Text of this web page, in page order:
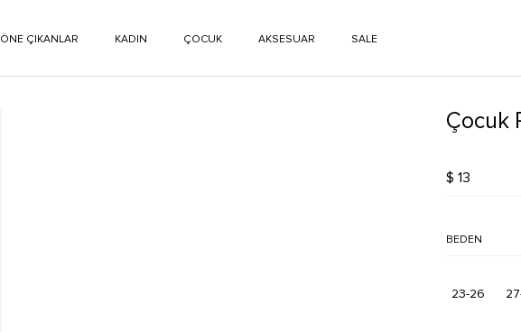
ÖNE ÇIKANLAR KADIN ÇOCUK AKSESUAR SALE
Çocuk
$ 13
BEDEN
23-26